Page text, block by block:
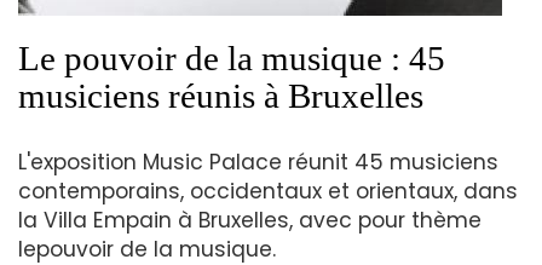
Le pouvoir de la musique : 45
musiciens réunis à Bruxelles
L'exposition Music Palace réunit 45 musiciens
contemporains, occidentaux et orientaux, dans
la Villa Empain à Bruxelles, avec pour thème
lepouvoir de la musique.